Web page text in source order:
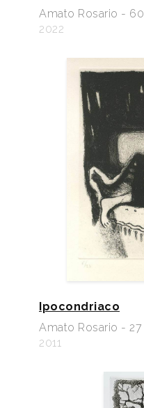
Amato Rosario - 60
2022
Ipocondriaco
Amato Rosario - 27
2011